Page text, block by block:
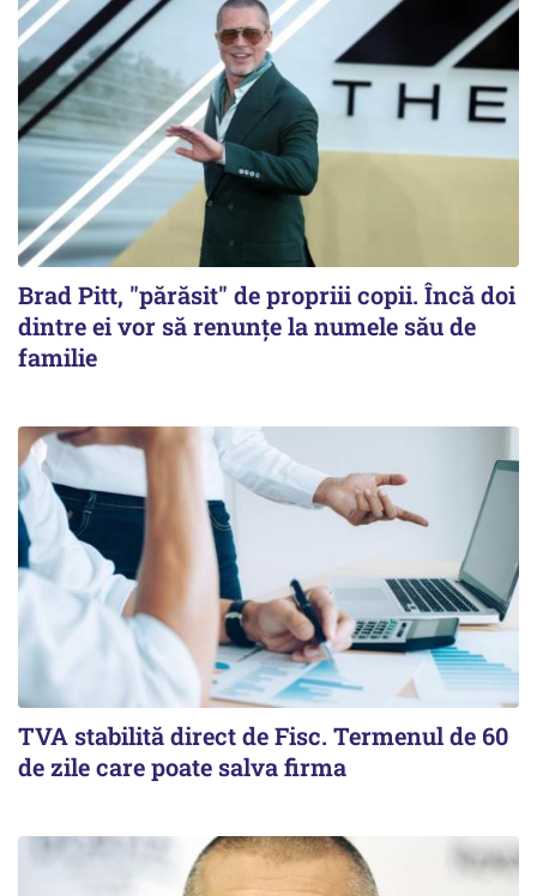
Brad Pitt, "părăsit" de propriii copii. Încă doi
dintre ei vor să renunțe la numele său de
familie
TVA stabilită direct de Fisc. Termenul de 60
de zile care poate salva firma